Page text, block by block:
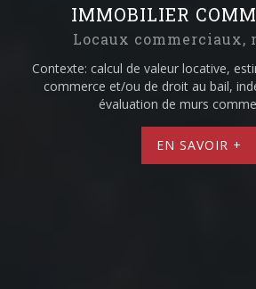
IMMOBILIER
Locaux commerciaux,
Contexte: calcul de valeur locative,
commerce et/ou de droit au bail,
évaluation de murs
EN SAVOIR +